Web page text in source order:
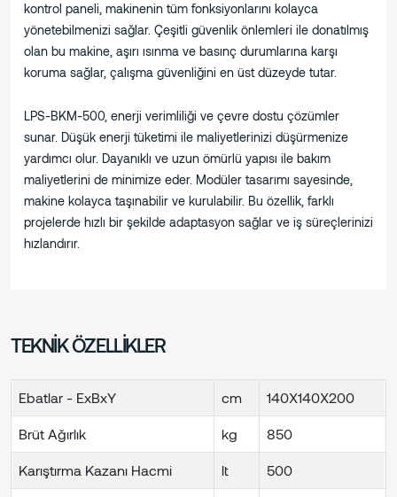
kontrol paneli, makinenin tüm fonksiyonlarını kolayca
yönetebilmenizi sağlar. Çeşitli güvenlik önlemleri ile donatılmış
olan bu makine, aşırı ısınma ve basınç durumlarına karşı
koruma sağlar, çalışma güvenliğini en üst düzeyde tutar.
LPS-BKM-500, enerji verimliliği ve çevre dostu çözümler
sunar. Düşük enerji tüketimi ile maliyetlerinizi düşürmenize
yardımcı olur. Dayanıklı ve uzun ömürlü yapısı ile bakım
maliyetlerini de minimize eder. Modüler tasarımı sayesinde,
makine kolayca taşınabilir ve kurulabilir. Bu özellik, farklı
projelerde hızlı bir şekilde adaptasyon sağlar ve iş süreçlerinizi
hızlandırır.
TEKNİK ÖZELLİKLER
Ebatlar - ExBxY cm 140X140X200
Brüt Ağırlık kg 850
Karıştırma Kazanı Hacmi lt 500